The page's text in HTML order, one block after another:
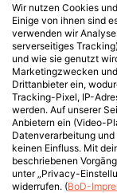
Wir nutzen Cookies
Einige von ihnen sind
verwenden wir
serverseitiges
und wie sie genutzt
Marketingzwecken
Drittanbieter ein,
Tracking-Pixel, IP-
werden. Auf unserer
Anbietern ein (Video-
Datenverarbeitung
keinen Einfluss. Mit
beschriebenen
unter „Privacy-
widerrufen. (BoD-